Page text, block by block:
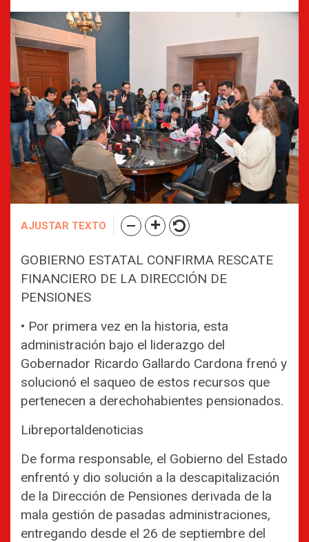
AJUSTAR TEXTO
GOBIERNO ESTATAL CONFIRMA RESCATE
FINANCIERO DE LA DIRECCIÓN DE
PENSIONES
• Por primera vez en la historia, esta
administración bajo el liderazgo del
Gobernador Ricardo Gallardo Cardona frenó y
solucionó el saqueo de estos recursos que
pertenecen a derechohabientes pensionados.
Libreportaldenoticias
De forma responsable, el Gobierno del Estado
enfrentó y dio solución a la descapitalización
de la Dirección de Pensiones derivada de la
mala gestión de pasadas administraciones,
entregando desde el 26 de septiembre del